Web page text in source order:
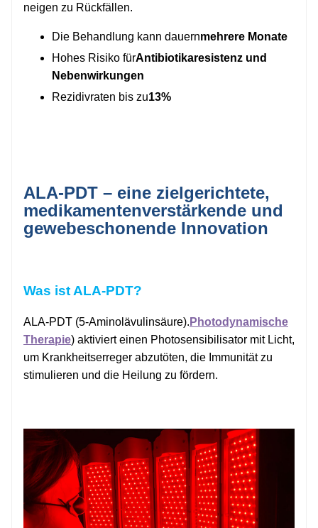
neigen zu Rückfällen.
Die Behandlung kann dauernmehrere Monate
Hohes Risiko fürAntibiotikaresistenz und
Nebenwirkungen
Rezidivraten bis zu13%
ALA-PDT – eine zielgerichtete,
medikamentenverstärkende und
gewebeschonende Innovation
Was ist ALA-PDT?
ALA-PDT (5-Aminolävulinsäure). Photodynamische
Therapie) aktiviert einen Photosensibilisator mit Licht,
um Krankheitserreger abzutöten, die Immunität zu
stimulieren und die Heilung zu fördern.